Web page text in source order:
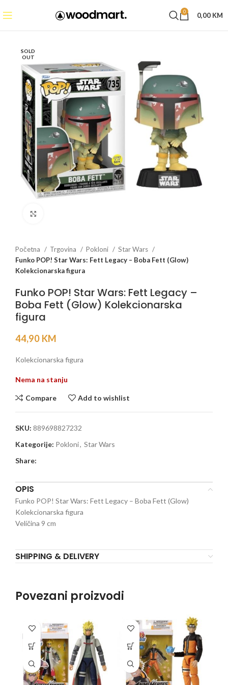
0 0,00 KM
SOLD
OUT
Početna Trgovina Pokloni
Star Wars
Funko POP! Star Wars: Fett Legacy – Boba Fett (Glow)
Kolekcionarska figura
Funko POP! Star Wars: Fett Legacy –
Boba Fett (Glow) Kolekcionarska
figura
44,90 KM
Kolekcionarska figura
Nema na stanju
Compare Add to wishlist
SKU: 889698827232
Kategorije: Pokloni, Star Wars
Share:
OPIS
Funko POP! Star Wars: Fett Legacy – Boba Fett (Glow)
Kolekcionarska figura
Veličina 9 cm
SHIPPING & DELIVERY
Povezani proizvodi